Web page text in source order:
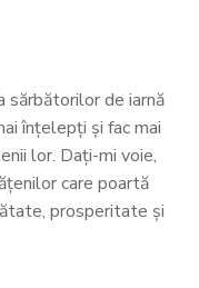
sărbătorilor de iarnă
înţelepţi şi fac mai
lor. Daţi-mi voie,
care poartă
prosperitate şi